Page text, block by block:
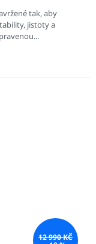
tak, aby
jistoty a
12 990 KČ